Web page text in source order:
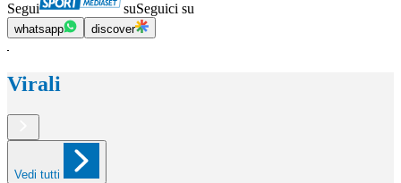
Segui suSeguici su
whatsapp discover
Virali
Vedi tutti